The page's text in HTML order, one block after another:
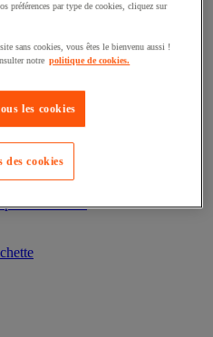
de l'air
pour le bureau
préférences par type de cookies, cliquez sur
sans cookies, vous êtes le bienvenu aussi !
notre politique de cookies.
les cookies
des cookies